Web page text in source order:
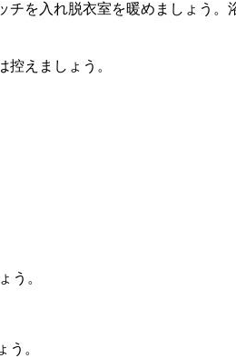
チを入れ脱衣室を暖めましょう
控えましょう。
う。
う。